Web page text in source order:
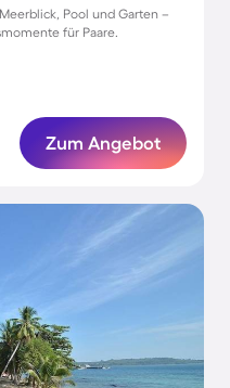
Pool und Garten –
für Paare.
Zum Angebot